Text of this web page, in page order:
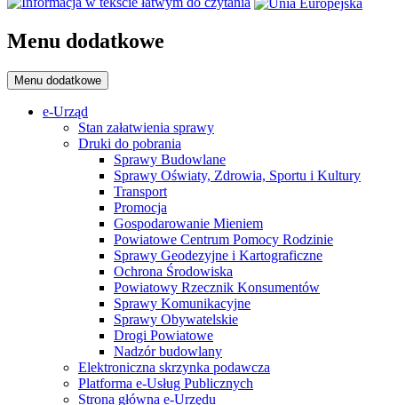
Menu dodatkowe
Menu dodatkowe
e-Urząd
Stan załatwienia sprawy
Druki do pobrania
Sprawy Budowlane
Sprawy Oświaty, Zdrowia, Sportu i Kultury
Transport
Promocja
Gospodarowanie Mieniem
Powiatowe Centrum Pomocy Rodzinie
Sprawy Geodezyjne i Kartograficzne
Ochrona Środowiska
Powiatowy Rzecznik Konsumentów
Sprawy Komunikacyjne
Sprawy Obywatelskie
Drogi Powiatowe
Nadzór budowlany
Elektroniczna skrzynka podawcza
Platforma e-Usług Publicznych
Strona główna e-Urzędu